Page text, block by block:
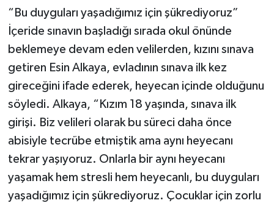
“Bu duyguları yaşadığımız için şükrediyoruz”
İçeride sınavın başladığı sırada okul önünde
beklemeye devam eden velilerden, kızını sınava
getiren Esin Alkaya, evladının sınava ilk kez
gireceğini ifade ederek, heyecan içinde olduğunu
söyledi. Alkaya, “Kızım 18 yaşında, sınava ilk
girişi. Biz velileri olarak bu süreci daha önce
abisiyle tecrübe etmiştik ama aynı heyecanı
tekrar yaşıyoruz. Onlarla bir aynı heyecanı
yaşamak hem stresli hem heyecanlı, bu duyguları
yaşadığımız için şükrediyoruz. Çocuklar için zorlu